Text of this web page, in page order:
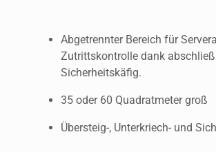
Abgetrennter Bereich für
Zutrittskontrolle dank
Sicherheitskäfig.
35 oder 60 Quadratmeter groß
Übersteig-, Unterkriech- und